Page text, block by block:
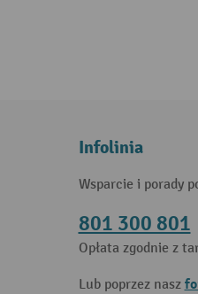
Infolinia
Wsparcie i porady
801 300 801
Opłata zgodnie z
Lub poprzez nasz